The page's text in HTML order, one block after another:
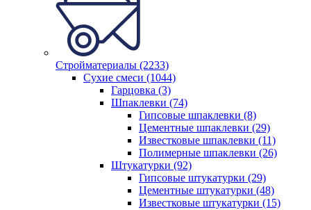
Стройматериалы (2233)
Сухие смеси (1044)
Гарцовка (3)
Шпаклевки (74)
Гипсовые шпаклевки (8)
Цементные шпаклевки (29)
Известковые шпаклевки (11)
Полимерные шпаклевки (26)
Штукатурки (92)
Гипсовые штукатурки (29)
Цементные штукатурки (48)
Известковые штукатурки (15)